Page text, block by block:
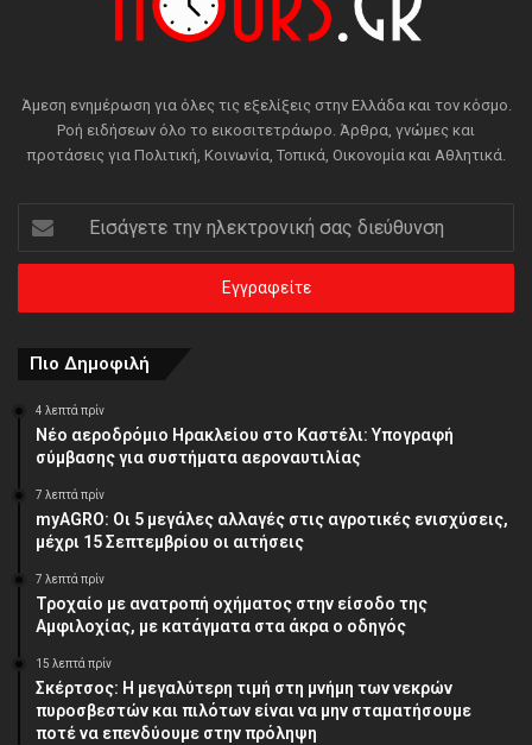
Άμεση ενημέρωση για όλες τις εξελίξεις στην Ελλάδα και τον κόσμο.
Ροή ειδήσεων όλο το εικοσιτετράωρο. Άρθρα, γνώμες και
προτάσεις για Πολιτική, Κοινωνία, Τοπικά, Οικονομία και Αθλητικά.
Εισάγετε
την
ηλεκτρονική
διεύθυνση
Πιο Δημοφιλή
4 λεπτά πρίν
Νέο αεροδρόμιο Ηρακλείου στο Καστέλι: Υπογραφή
σύμβασης για συστήματα αεροναυτιλίας
7 λεπτά πρίν
myAGRO: Οι 5 μεγάλες αλλαγές στις αγροτικές ενισχύσεις,
μέχρι 15 Σεπτεμβρίου οι αιτήσεις
7 λεπτά πρίν
Τροχαίο με ανατροπή οχήματος στην είσοδο της
Αμφιλοχίας, με κατάγματα στα άκρα ο οδηγός
15 λεπτά πρίν
Σκέρτσος: Η μεγαλύτερη τιμή στη μνήμη των νεκρών
πυροσβεστών και πιλότων είναι να μην σταματήσουμε
ποτέ να επενδύουμε στην πρόληψη